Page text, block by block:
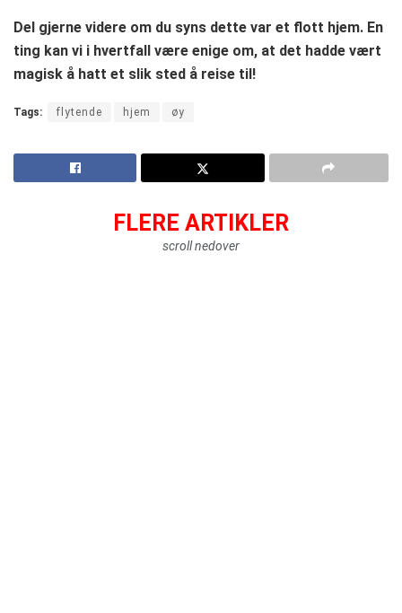
Del gjerne videre om du syns dette var et flott hjem. En
ting kan vi i hvertfall være enige om, at det hadde vært
magisk å hatt et slik sted å reise til!
Tags: flytende hjem øy
FLERE ARTIKLER
scroll nedover